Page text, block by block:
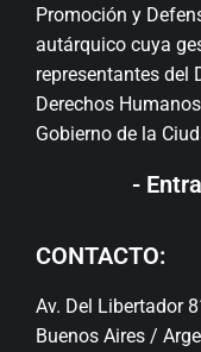
Promoción y
autárquico cuya
representantes del
Derechos
Gobierno de la
-
CONTACTO:
Av. Del Libertador
Buenos Aires /